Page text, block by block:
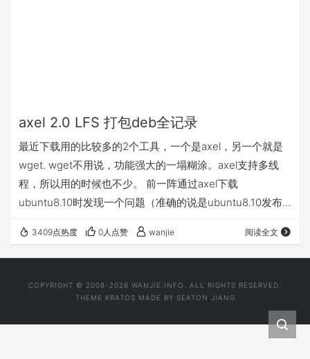
axel 2.0 LFS 打包deb全记录
最近下载用的比较多的2个工具，一个是axel，另一个就是
wget. wget不用说，功能强大的一塌糊涂。axel支持多线
程，所以用的时候也不少。 前一阵通过axel下载
ubuntu8.10时发现一个问题（准确的说是ubuntu8.10发布
error。。。下载终止, 详见
https://bugs.launchpad.net/ubuntu/+source/axel/+bug/
3409点热度 0人点赞 wanjie 阅读全文
COPYRIGHT © 2008-2026 WANJIE.INFO. ALL RIGHTS RESERVED.
THEME KRATOS MADE BY SEATON JIANG